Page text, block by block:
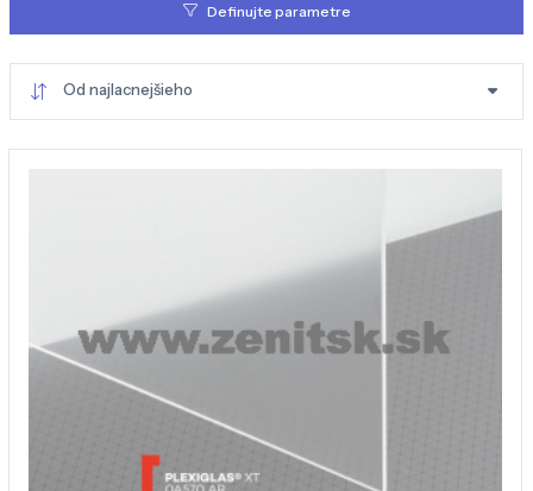
Definujte parametre
Od najlacnejšieho